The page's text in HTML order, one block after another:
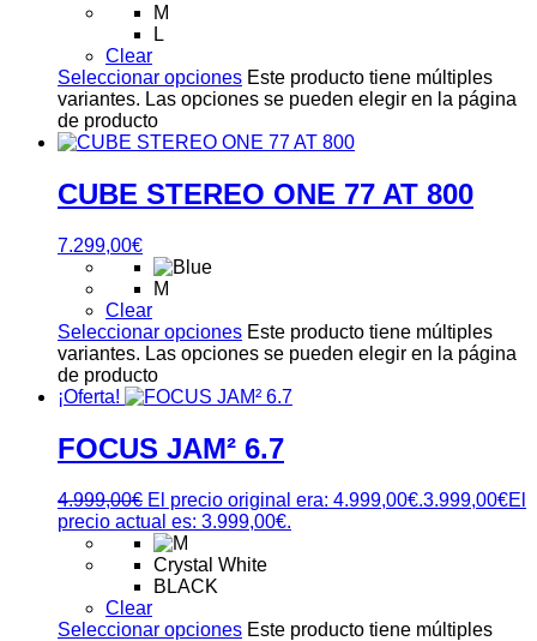
M
L
Clear
Seleccionar opciones Este producto tiene múltiples
variantes. Las opciones se pueden elegir en la página
de producto
CUBE STEREO ONE 77 AT 800
7.299,00€
M
Clear
Seleccionar opciones Este producto tiene múltiples
variantes. Las opciones se pueden elegir en la página
de producto
¡Oferta!
FOCUS JAM² 6.7
4.999,00€ El precio original era: 4.999,00€.3.999,00€El
precio actual es: 3.999,00€.
Crystal White
BLACK
Clear
Seleccionar opciones Este producto tiene múltiples